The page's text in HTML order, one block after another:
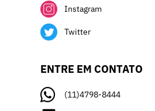
Instagram
Twitter
ENTRE EM CONTATO
(11)4798-8444